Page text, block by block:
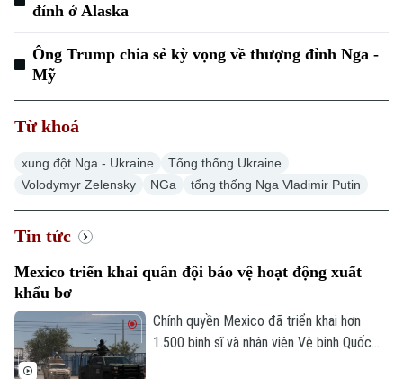
đỉnh ở Alaska
Ông Trump chia sẻ kỳ vọng về thượng đỉnh Nga -
Mỹ
Từ khoá
xung đột Nga - Ukraine
Tổng thống Ukraine
Volodymyr Zelensky
NGa tổng thống Nga Vladimir Putin
Tin tức
Mexico triển khai quân đội bảo vệ hoạt động xuất
khẩu bơ
Chính quyền Mexico đã triển khai hơn
1.500 binh sĩ và nhân viên Vệ binh Quốc